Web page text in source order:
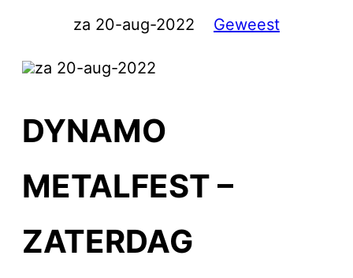
za 20-aug-2022 Geweest
za 20-aug-2022
DYNAMO
METALFEST –
ZATERDAG